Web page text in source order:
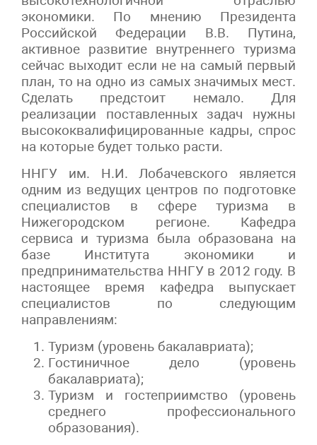
экономики. По мнению Президента
Российской Федерации В.В. Путина,
активное развитие внутреннего туризма
сейчас выходит если не на самый первый
план, то на одно из самых значимых мест.
Сделать предстоит немало. Для
реализации поставленных задач нужны
высококвалифицированные кадры, спрос
на которые будет только расти.
ННГУ им. Н.И. Лобачевского является
одним из ведущих центров по подготовке
специалистов в сфере туризма в
Нижегородском регионе. Кафедра
сервиса и туризма была образована на
базе Института экономики и
предпринимательства ННГУ в 2012 году. В
настоящее время кафедра выпускает
специалистов по следующим
направлениям:
Туризм (уровень бакалавриата);
Гостиничное дело (уровень
бакалавриата);
Туризм и гостеприимство (уровень
среднего профессионального
образования).